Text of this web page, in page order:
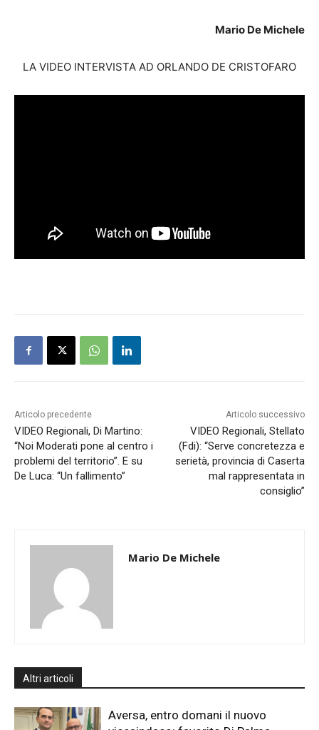
Mario De Michele
LA VIDEO INTERVISTA AD ORLANDO DE CRISTOFARO
Articolo precedente
VIDEO Regionali, Di Martino:
“Noi Moderati pone al centro i
problemi del territorio”. E su
De Luca: “Un fallimento”
Articolo successivo
VIDEO Regionali, Stellato
(Fdi): “Serve concretezza e
serietà, provincia di Caserta
mal rappresentata in
consiglio”
Mario De Michele
Altri articoli
Aversa, entro domani il nuovo